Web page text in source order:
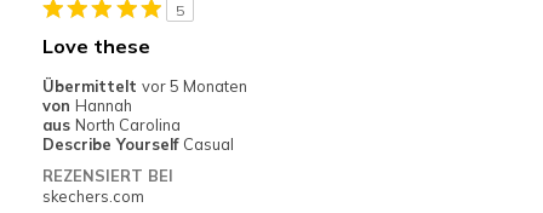
Geeignete Verwendung
Travel
Width
Sizing
5
Love these
Übermittelt vor 5 Monaten
von Hannah
aus North Carolina
Describe Yourself Casual
REZENSIERT BEI
skechers.com